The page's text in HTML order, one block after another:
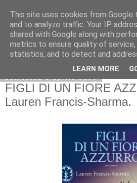
domenica 6 aprile 2014
FIGLI DI UN FIORE
Lauren Francis-Sharma.
This site uses cookies from
and to analyze traffic. Your IP
shared with Google along with
metrics to ensure quality of service,
statistics, and to detect and
LEARN MORE